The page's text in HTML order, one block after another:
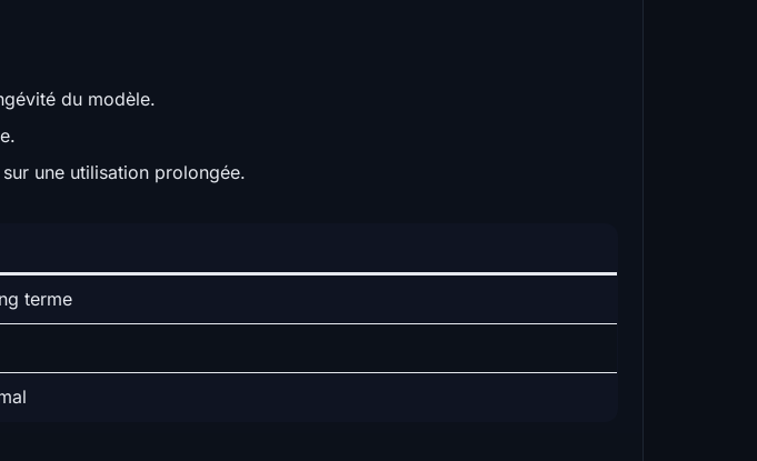
du modèle.
une utilisation prolongée.
terme